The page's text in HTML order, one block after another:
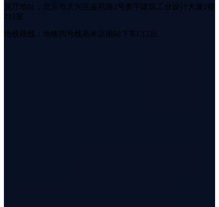
展厅地址：北京市大兴区金苑路2号奥宇建筑工业设计大厦2楼
211室
地铁路线：地铁四号线高米店南站下车C口出